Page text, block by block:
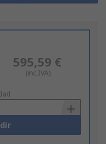
595,59 €
(inc.IVA)